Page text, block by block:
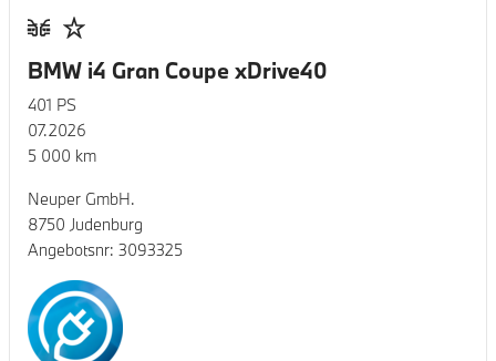
BMW i4 Gran Coupe xDrive40
401 PS
07.2026
5 000 km
Neuper GmbH.
8750 Judenburg
Angebotsnr: 3093325